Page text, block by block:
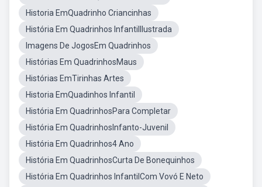
Historia EmQuadrinho Criancinhas
História Em Quadrinhos InfantilIlustrada
Imagens De JogosEm Quadrinhos
Histórias Em QuadrinhosMaus
Histórias EmTirinhas Artes
Historia EmQuadinhos Infantil
História Em QuadrinhosPara Completar
História Em QuadrinhosInfanto-Juvenil
História Em Quadrinhos4 Ano
História Em QuadrinhosCurta De Bonequinhos
História Em Quadrinhos InfantilCom Vovó E Neto